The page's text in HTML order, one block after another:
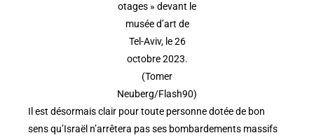
otages » devant le
musée d’art de
Tel-Aviv, le 26
octobre 2023.
(Tomer
Neuberg/Flash90)
Il est désormais clair pour toute personne dotée de bon
sens qu’Israël n’arrêtera pas ses bombardements massifs